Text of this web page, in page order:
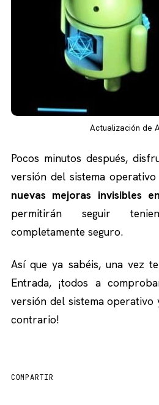
Actualización de
Pocos minutos después,
versión del sistema
nuevas mejoras invisibles
permitirán seguir
completamente seguro.
Así que ya sabéis, una vez
Entrada, ¡todos a
versión del sistema operativo
contrario!
COMPARTIR